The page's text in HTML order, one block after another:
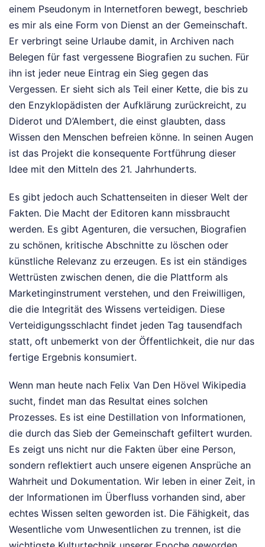
einem Pseudonym in Internetforen bewegt, beschrieb
es mir als eine Form von Dienst an der Gemeinschaft.
Er verbringt seine Urlaube damit, in Archiven nach
Belegen für fast vergessene Biografien zu suchen. Für
ihn ist jeder neue Eintrag ein Sieg gegen das
Vergessen. Er sieht sich als Teil einer Kette, die bis zu
den Enzyklopädisten der Aufklärung zurückreicht, zu
Diderot und D’Alembert, die einst glaubten, dass
Wissen den Menschen befreien könne. In seinen Augen
ist das Projekt die konsequente Fortführung dieser
Idee mit den Mitteln des 21. Jahrhunderts.
Es gibt jedoch auch Schattenseiten in dieser Welt der
Fakten. Die Macht der Editoren kann missbraucht
werden. Es gibt Agenturen, die versuchen, Biografien
zu schönen, kritische Abschnitte zu löschen oder
künstliche Relevanz zu erzeugen. Es ist ein ständiges
Wettrüsten zwischen denen, die die Plattform als
Marketinginstrument verstehen, und den Freiwilligen,
die die Integrität des Wissens verteidigen. Diese
Verteidigungsschlacht findet jeden Tag tausendfach
statt, oft unbemerkt von der Öffentlichkeit, die nur das
fertige Ergebnis konsumiert.
Wenn man heute nach Felix Van Den Hövel Wikipedia
sucht, findet man das Resultat eines solchen
Prozesses. Es ist eine Destillation von Informationen,
die durch das Sieb der Gemeinschaft gefiltert wurden.
Es zeigt uns nicht nur die Fakten über eine Person,
sondern reflektiert auch unsere eigenen Ansprüche an
Wahrheit und Dokumentation. Wir leben in einer Zeit, in
der Informationen im Überfluss vorhanden sind, aber
echtes Wissen selten geworden ist. Die Fähigkeit, das
Wesentliche vom Unwesentlichen zu trennen, ist die